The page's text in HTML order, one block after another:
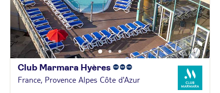
Club Marmara Hyères
France, Provence Alpes Côte d'Azur